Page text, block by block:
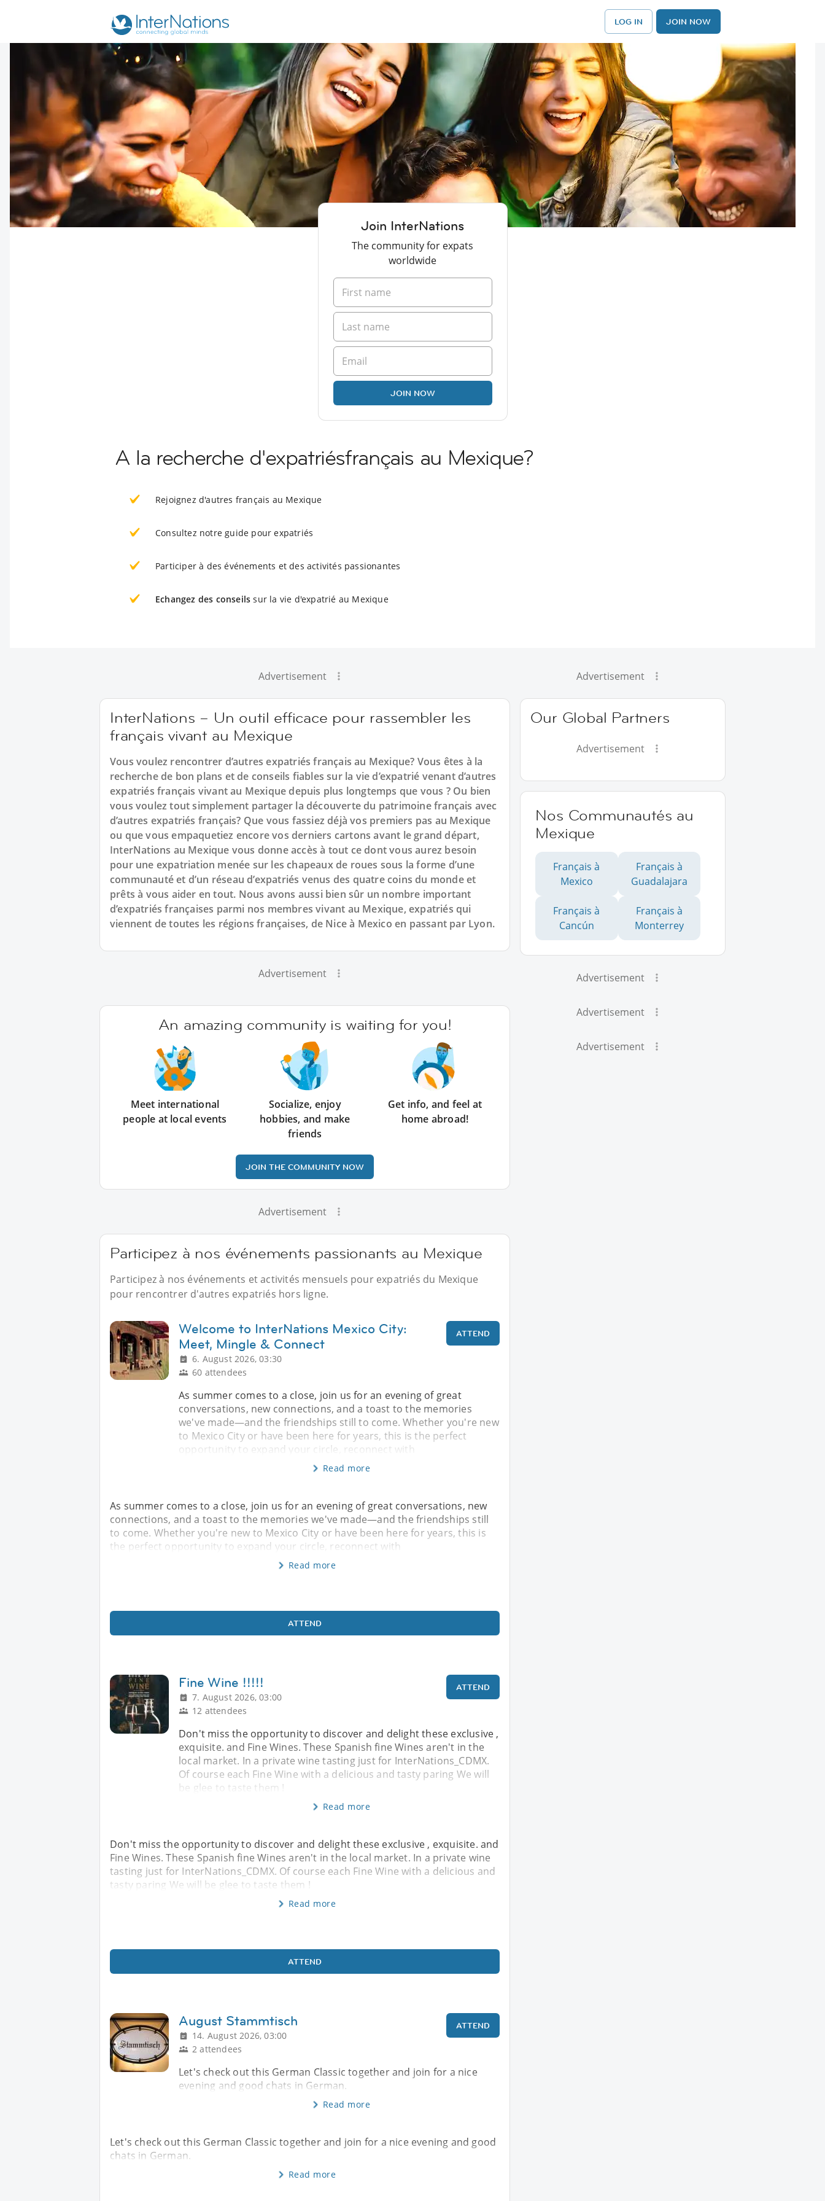
LOG IN JOIN NOW
Join InterNations
The community for expats
worldwide
JOIN NOW
A la recherche d'expatriésfrançais au Mexique?
Rejoignez d'autres français au Mexique
Consultez notre guide pour expatriés
Participer à des événements et des activités passionantes
Echangez des conseils sur la vie d'expatrié au Mexique
Advertisement
InterNations – Un outil efficace pour rassembler les
français vivant au Mexique
Vous voulez rencontrer d’autres expatriés français au Mexique? Vous êtes à la
recherche de bon plans et de conseils fiables sur la vie d’expatrié venant d’autres
expatriés français vivant au Mexique depuis plus longtemps que vous ? Ou bien
vous voulez tout simplement partager la découverte du patrimoine français avec
d’autres expatriés français? Que vous fassiez déjà vos premiers pas au Mexique
ou que vous empaquetiez encore vos derniers cartons avant le grand départ,
InterNations au Mexique vous donne accès à tout ce dont vous aurez besoin
pour une expatriation menée sur les chapeaux de roues sous la forme d’une
communauté et d’un réseau d’expatriés venus des quatre coins du monde et
prêts à vous aider en tout. Nous avons aussi bien sûr un nombre important
d’expatriés françaises parmi nos membres vivant au Mexique, expatriés qui
viennent de toutes les régions françaises, de Nice à Mexico en passant par Lyon.
Advertisement
An amazing community is waiting for you!
Meet international
people at local events
Socialize, enjoy
hobbies, and make
friends
Get info, and feel at
home abroad!
JOIN THE COMMUNITY NOW
Advertisement
Participez à nos événements passionants au Mexique
Participez à nos événements et activités mensuels pour expatriés du Mexique
pour rencontrer d'autres expatriés hors ligne.
Welcome to InterNations Mexico City:
Meet, Mingle & Connect
6. August 2026, 03:30
60 attendees
ATTEND
As summer comes to a close, join us for an evening of great
conversations, new connections, and a toast to the memories
we've made—and the friendships still to come. Whether you're new
to Mexico City or have been here for years, this is the perfect
opportunity to expand your circle, reconnect with
Read more
As summer comes to a close, join us for an evening of great conversations, new
connections, and a toast to the memories we've made—and the friendships still
to come. Whether you're new to Mexico City or have been here for years, this is
the perfect opportunity to expand your circle, reconnect with
Read more
ATTEND
Fine Wine !!!!!
7. August 2026, 03:00
12 attendees
ATTEND
Don't miss the opportunity to discover and delight these exclusive ,
exquisite. and Fine Wines. These Spanish fine Wines aren't in the
local market. In a private wine tasting just for InterNations_CDMX.
Of course each Fine Wine with a delicious and tasty paring We will
be glee to taste them !
Read more
Don't miss the opportunity to discover and delight these exclusive , exquisite. and
Fine Wines. These Spanish fine Wines aren't in the local market. In a private wine
tasting just for InterNations_CDMX. Of course each Fine Wine with a delicious and
tasty paring We will be glee to taste them !
Read more
ATTEND
August Stammtisch
14. August 2026, 03:00
2 attendees
ATTEND
Let's check out this German Classic together and join for a nice
evening and good chats in German.
Read more
Let's check out this German Classic together and join for a nice evening and good
chats in German.
Read more
Advertisement
Our Global Partners
Advertisement
Nos Communautés au
Mexique
Français à
Mexico
Français à
Guadalajara
Français à
Cancún
Français à
Monterrey
Advertisement
Advertisement
Advertisement